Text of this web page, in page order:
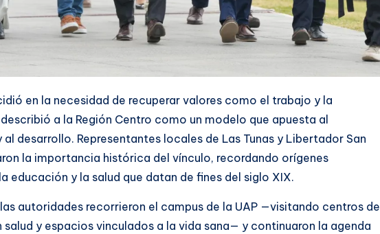
en la necesidad de recuperar valores como el trabajo y la
a la Región Centro como un modelo que apuesta al
desarrollo. Representantes locales de Las Tunas y Libertador San
la importancia histórica del vínculo, recordando orígenes
educación y la salud que datan de fines del siglo XIX.
autoridades recorrieron el campus de la UAP —visitando centros de
salud y espacios vinculados a la vida sana— y continuaron la agenda